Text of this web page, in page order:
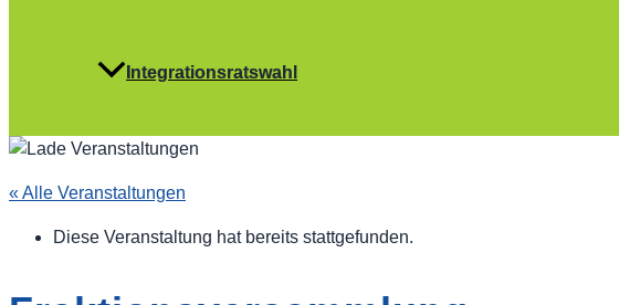
Integrationsratswahl
« Alle Veranstaltungen
Diese Veranstaltung hat bereits stattgefunden.